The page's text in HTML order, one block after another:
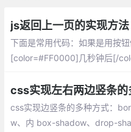
js返回上一页的实现方法
下面是常用代码：如果是用按
[color=#FF0000]几秒钟后[/
css实现左右两边竖条的
css实现边竖条的多种方式：
w、内 box-shadow、drop-